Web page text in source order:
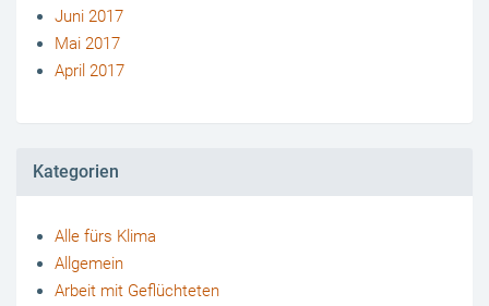
Juni 2017
Mai 2017
April 2017
Kategorien
Alle fürs Klima
Allgemein
Arbeit mit Geflüchteten